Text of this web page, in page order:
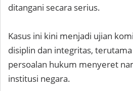
ditangani secara serius.
Kasus ini kini menjadi ujian
disiplin dan integritas,
persoalan hukum menyeret
institusi negara.